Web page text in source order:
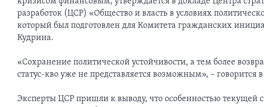
разработок (ЦСР) «Общество и власть в условиях
который был подготовлен для Комитета гражданских
Кудрина.
«Сохранение политической устойчивости, а тем более
статус-кво уже не представляется возможным», – говорится
Эксперты ЦСР пришли к выводу, что особенностью текущей